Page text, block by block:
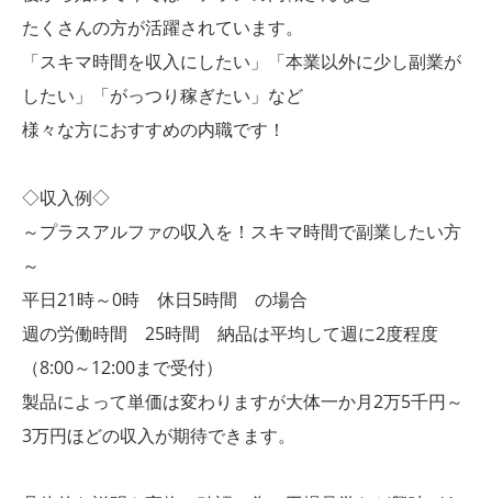
たくさんの方が活躍されています。
「スキマ時間を収入にしたい」「本業以外に少し副業が
したい」「がっつり稼ぎたい」など
様々な方におすすめの内職です！
◇収入例◇
～プラスアルファの収入を！スキマ時間で副業したい方
～
平日21時～0時 休日5時間 の場合
週の労働時間 25時間 納品は平均して週に2度程度
（8:00～12:00まで受付）
製品によって単価は変わりますが大体一か月2万5千円～
3万円ほどの収入が期待できます。